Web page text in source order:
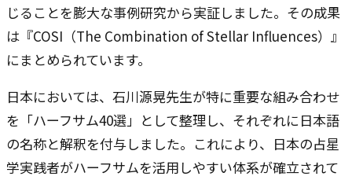
じることを膨大な事例研究から実証しました。その成果
は『COSI（The Combination of Stellar Influences）』
にまとめられています。
日本においては、石川源晃先生が特に重要な組み合わせ
を「ハーフサム40選」として整理し、それぞれに日本語
の名称と解釈を付与しました。これにより、日本の占星
学実践者がハーフサムを活用しやすい体系が確立されて